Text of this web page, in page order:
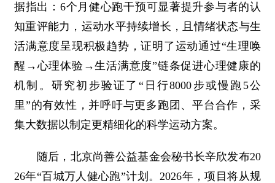
据指出：6个月健心跑干预可显著提升参与者的认
知重评能力，运动水平持续增长，且情绪状态与生
活满意度呈现积极趋势，证明了运动通过“生理唤
醒→心理体验→生活满意度”链条促进心理健康的
机制。研究初步验证了“日行8000步或慢跑5公
里”的有效性，并呼吁与更多跑团、平台合作，采
集大数据以制定更精细化的科学运动方案。
随后，北京尚善公益基金会秘书长辛欣发布20
26年“百城万人健心跑”计划。2026年，项目将从规